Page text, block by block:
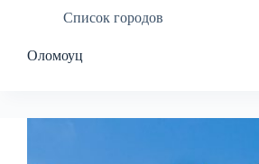
Список городов
Оломоуц